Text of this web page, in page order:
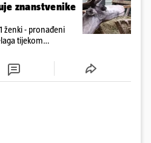
znanstvenike
ženki - pronađeni
tijekom